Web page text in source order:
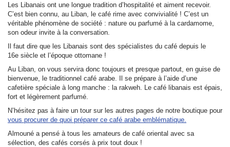
Les Libanais ont une longue tradition d’hospitalité et aiment recevoir.
C’est bien connu, au Liban, le café rime avec convivialité ! C’est un
véritable phénomène de société : nature ou parfumé à la cardamome,
son odeur invite à la conversation.
Il faut dire que les Libanais sont des spécialistes du café depuis le
16e siècle et l’époque ottomane !
Au Liban, on vous servira donc toujours et presque partout, en guise de
bienvenue, le traditionnel café arabe. Il se prépare à l’aide d’une
cafetière spéciale à long manche : la rakweh . Le café libanais est épais,
fort et légèrement parfumé.
N’hésitez pas à faire un tour sur les autres pages de notre boutique pour
vous procurer de quoi préparer ce café arabe emblématique
Almouné a pensé à tous les amateurs de café oriental avec sa
sélection, des cafés corsés à prix tout doux !